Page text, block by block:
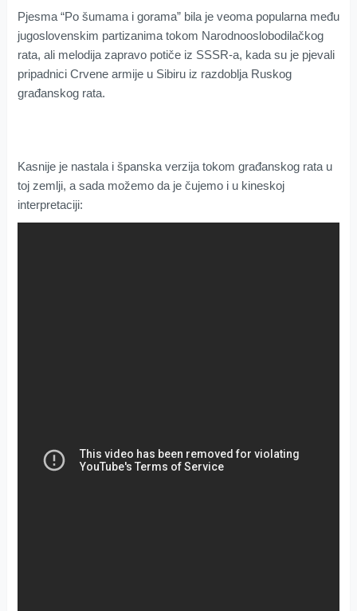
Pjesma “Po šumama i gorama” bila je veoma popularna među
jugoslovenskim partizanima tokom Narodnooslobodilačkog
rata, ali melodija zapravo potiče iz SSSR-a, kada su je pjevali
pripadnici Crvene armije u Sibiru iz razdoblja Ruskog
građanskog rata.
Kasnije je nastala i španska verzija tokom građanskog rata u
toj zemlji, a sada možemo da je čujemo i u kineskoj
interpretaciji: